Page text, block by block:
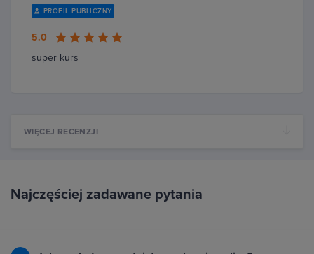
PROFIL PUBLICZNY
5.0
super kurs
WIĘCEJ RECENZJI
Najczęściej zadawane pytania